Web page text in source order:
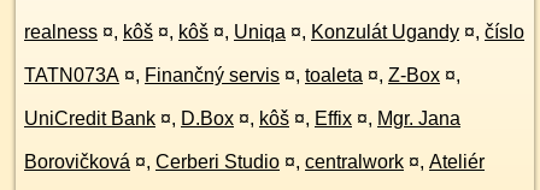
realness ¤, kôš ¤, kôš ¤, Uniqa ¤, Konzulát Ugandy ¤, číslo
TATN073A ¤, Finančný servis ¤, toaleta ¤, Z-Box ¤,
UniCredit Bank ¤, D.Box ¤, kôš ¤, Effix ¤, Mgr. Jana
Borovičková ¤, Cerberi Studio ¤, centralwork ¤, Ateliér